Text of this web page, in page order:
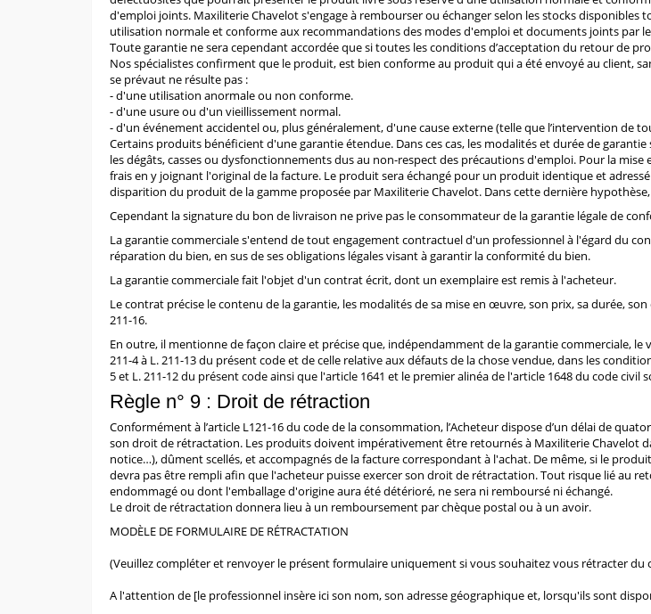
d'emploi joints. Maxiliterie Chavelot s'engage à rembourser ou échanger selon les stocks
utilisation normale et conforme aux recommandations des modes d'emploi et documents joints par
Toute garantie ne sera cependant accordée que si toutes les conditions d’acceptation du retour de
Nos spécialistes confirment que le produit, est bien conforme au produit qui a été envoyé au client,
se prévaut ne résulte pas :
- d'une utilisation anormale ou non conforme.
- d'une usure ou d'un vieillissement normal.
- d'un événement accidentel ou, plus généralement, d'une cause externe (telle que l’intervention de
Certains produits bénéficient d'une garantie étendue. Dans ces cas, les modalités et durée de
les dégâts, casses ou dysfonctionnements dus au non-respect des précautions d'emploi. Pour la
frais en y joignant l'original de la facture. Le produit sera échangé pour un produit identique et
disparition du produit de la gamme proposée par Maxiliterie Chavelot. Dans cette dernière
Cependant la signature du bon de livraison ne prive pas le consommateur de la garantie légale de
La garantie commerciale s'entend de tout engagement contractuel d'un professionnel à l'égard du
réparation du bien, en sus de ses obligations légales visant à garantir la conformité du bien.
La garantie commerciale fait l'objet d'un contrat écrit, dont un exemplaire est remis à l'acheteur.
Le contrat précise le contenu de la garantie, les modalités de sa mise en œuvre, son prix, sa durée,
211-16.
En outre, il mentionne de façon claire et précise que, indépendamment de la garantie commerciale,
211-4 à L. 211-13du présent code et de celle relative aux défauts de la chose vendue, dans les
5et L. 211-12du présent code ainsi que l'article 1641 et le premier alinéa de l'article 1648du code civil
Règle n° 9 : Droit de rétraction
Conformément à l’article L121-16 du code de la consommation, l’Acheteur dispose d’un délai de
son droit de rétractation. Les produits doivent impérativement être retournés à Maxiliterie Chavelot
notice…), dûment scellés, et accompagnés de la facture correspondant à l'achat. De même, si le
devra pas être rempli afin que l'acheteur puisse exercer son droit de rétractation. Tout risque lié au
endommagé ou dont l'emballage d'origine aura été détérioré, ne sera ni remboursé ni échangé.
Le droit de rétractation donnera lieu à un remboursement par chèque postal ou à un avoir.
MODÈLE DE FORMULAIRE DE RÉTRACTATION
(Veuillez compléter et renvoyer le présent formulaire uniquement si vous souhaitez vous rétracter du
A l'attention de [le professionnel insère ici son nom, son adresse géographique et, lorsqu'ils sont